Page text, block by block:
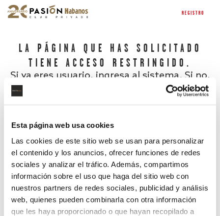
Esta página web usa cookies
Las cookies de este sitio web se usan para personalizar
el contenido y los anuncios, ofrecer funciones de redes
sociales y analizar el tráfico. Además, compartimos
información sobre el uso que haga del sitio web con
nuestros partners de redes sociales, publicidad y análisis
web, quienes pueden combinarla con otra información
que les haya proporcionado o que hayan recopilado a
REGISTRO
LA PÁGINA QUE HAS SOLICITADO
TIENE ACCESO RESTRINGIDO.
Si ya eres usuario, ingresa al sistema. Si no,
¿Has olvidado tu contraseña?